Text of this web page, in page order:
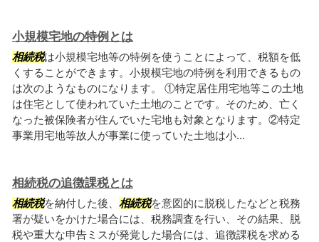
小規模宅地の特例とは
相続税は小規模宅地等の特例を使うことによって、税額を低
くすることができます。小規模宅地の特例を利用できるもの
は次のようなものになります。 ①特定居住用宅地等この土地
は住宅として使われていた土地のことです。そのため、亡く
なった被保険者が住んでいた宅地も対象となります。②特定
事業用宅地等故人が事業に使っていた土地は小...
相続税の追徴課税とは
相続税を納付した後、 相続税を意図的に脱税したなどと税務
署が疑いをかけた場合には、税務調査を行い、その結果、脱
税や重大な申告ミスが発覚した場合には、追徴課税を求める